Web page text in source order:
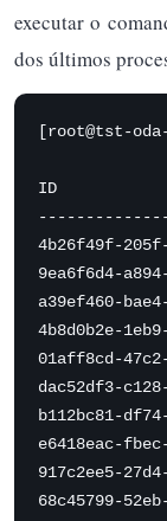
executar o
dos últimos
[root@tst-
ID
4b26f49f-
9ea6f6d4-
a39ef460-
4b8d0b2e-
01aff8cd-
dac52df3-
b112bc81-
e6418eac-
917c2ee5-
68c45799-